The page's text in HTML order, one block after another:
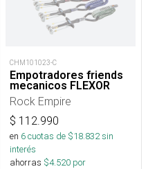
CHM101023-C
Empotradores friends
mecanicos FLEXOR
Rock Empire
$ 112.990
en 6cuotas de $18.832sin
interés
ahorras $4.520 por